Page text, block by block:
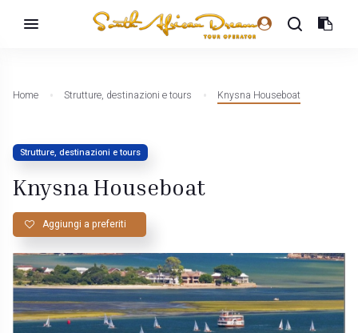
Home Strutture, destinazioni e tours Knysna Houseboat
Strutture, destinazioni e tours
Knysna Houseboat
Aggiungi a preferiti